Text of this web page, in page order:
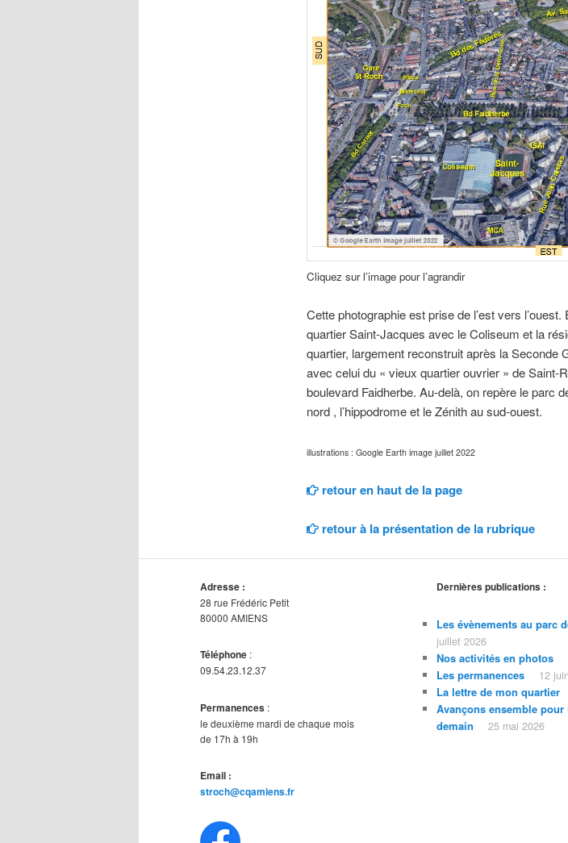
Cliquez sur l’image pour l’agrandir
Cette photographie est prise de l’est vers
quartier Saint-Jacques avec le Coliseum et la
quartier, largement reconstruit après la Seconde
avec celui du « vieux quartier ouvrier » de Saint-
boulevard Faidherbe. Au-delà, on repère le parc
nord , l’hippodrome et le Zénith au sud-ouest.
illustrations : Google Earth image juillet 2022
retour en haut de la page
retour à la présentation de la rubrique
Adresse :
28 rue Frédéric Petit
80000 AMIENS
Téléphone :
09.54.23.12.37
Permanences :
le deuxième mardi de chaque mois
de 17h à 19h
Email :
stroch@cqamiens.fr
Dernières publications :
Les évènements au parc
juillet 2026
Nos activités en photos
Les permanences 12
La lettre de mon quartier
Avançons ensemble pour
demain
25 mai 2026